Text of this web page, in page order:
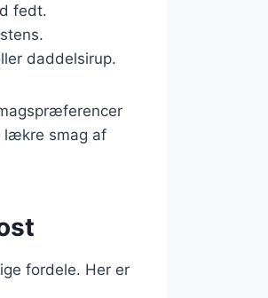
fedt.
daddelsirup.
lækre smag af
fordele. Her er